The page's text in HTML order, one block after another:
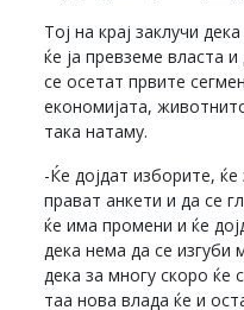
Тој на крај заклучи
ќе ја превземе власта
се осетат првите
економијата,
така натаму.
-Ќе дојдат изборите,
прават анкети и да се
ќе има промени и ќе
дека нема да се изгуби
дека за многу скоро ќе
таа нова влада ќе и